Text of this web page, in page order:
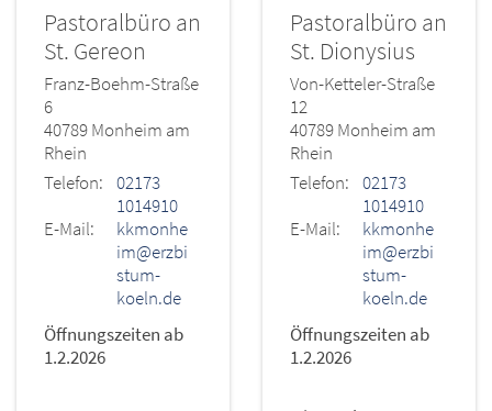
Pastoralbüro an
St. Gereon
Franz-Boehm-Straße
6
40789Monheim am
Rhein
Telefon: 02173
1014910
E-Mail:
kkmonhe
im@erzbi
stum-
koeln.de
Öffnungszeiten ab
1.2.2026
Pastoralbüro an
St. Dionysius
Von-Ketteler-Straße
12
40789Monheim am
Rhein
Telefon: 02173
1014910
E-Mail:
kkmonhe
im@erzbi
stum-
koeln.de
Öffnungszeiten ab
1.2.2026